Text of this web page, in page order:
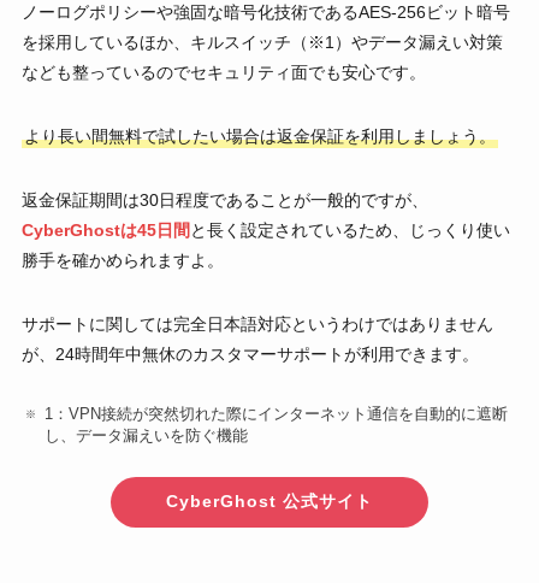
ノーログポリシーや強固な暗号化技術であるAES-256ビット暗号
を採用しているほか、キルスイッチ（※1）やデータ漏えい対策
なども整っているのでセキュリティ面でも安心です。
より長い間無料で試したい場合は返金保証を利用しましょう。
返金保証期間は30日程度であることが一般的ですが、
CyberGhostは45日間と長く設定されているため、じっくり使い
勝手を確かめられますよ。
サポートに関しては完全日本語対応というわけではありません
が、24時間年中無休のカスタマーサポートが利用できます。
1：VPN接続が突然切れた際にインターネット通信を自動的に遮断
し、データ漏えいを防ぐ機能
CyberGhost 公式サイト